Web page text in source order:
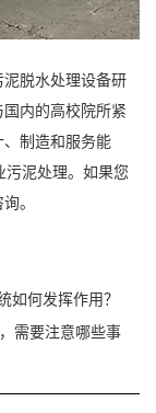
脱水处理设备研
内的高校院所紧
制造和服务能
泥处理。如果您
。
如何发挥作用？
需要注意哪些事